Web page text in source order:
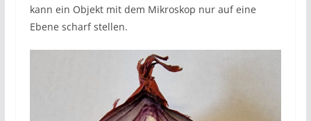
kann ein Objekt mit dem Mikroskop nur auf eine
Ebene scharf stellen.